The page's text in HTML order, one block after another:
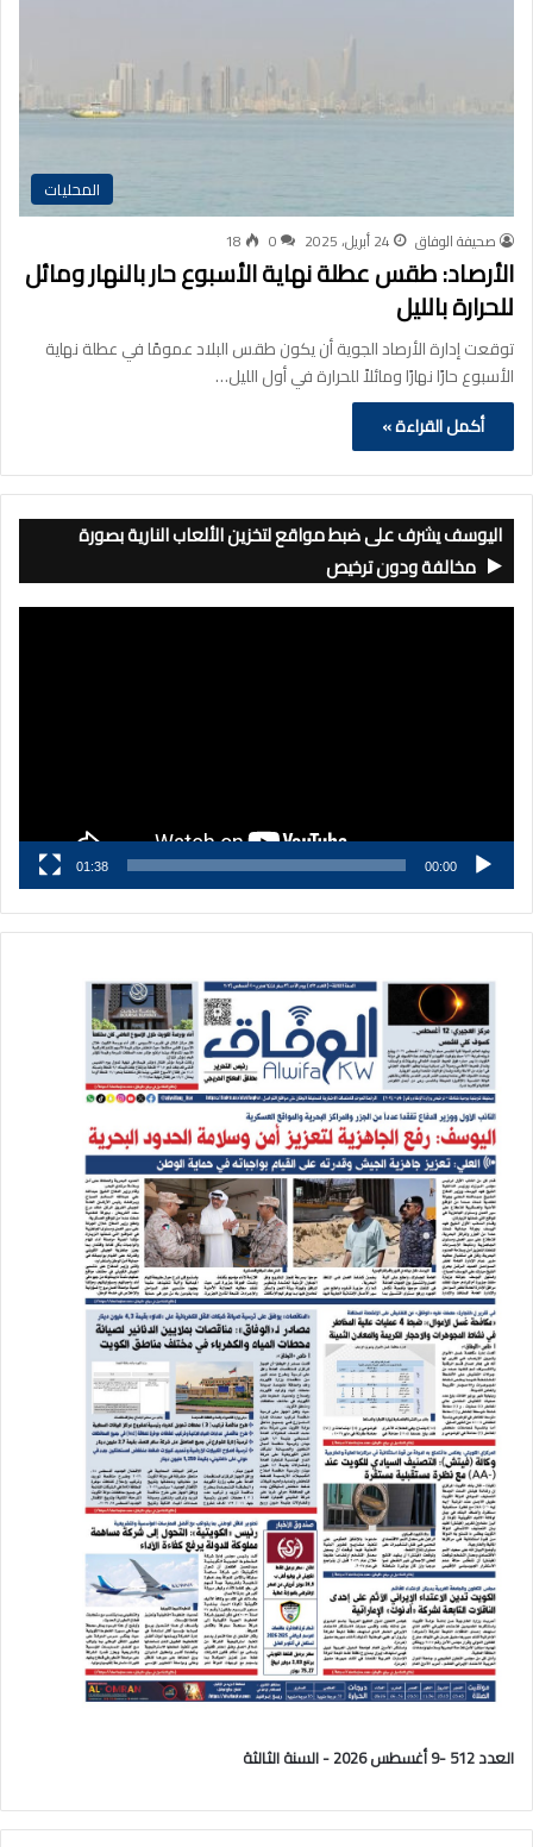
المحليات
صحيفة الوفاق 24 أبريل، 2025 0
18
الأرصاد: طقس عطلة نهاية الأسبوع حار بالنهار ومائل
للحرارة بالليل
توقعت إدارة الأرصاد الجوية أن يكون طقس البلاد عمومًا في عطلة نهاية
الأسبوع حارًا نهارًا ومائلاً للحرارة في أول الليل…
أكمل القراءة »
اليوسف يشرف على ضبط مواقع لتخزين الألعاب النارية بصورة
مخالفة ودون ترخيص
00:00
01:38
العدد 512 -9 أغسطس 2026 - السنة الثالثة